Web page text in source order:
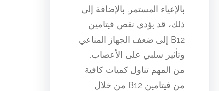
بالإعياء المستمر. بالإضافة إلى
ذلك، قد يؤدي نقص فيتامين
B12 إلى ضعف الجهاز المناعي
وتأثير سلبي على الأعصاب.
من المهم تناول كميات كافية
من فيتامين B12 من خلال